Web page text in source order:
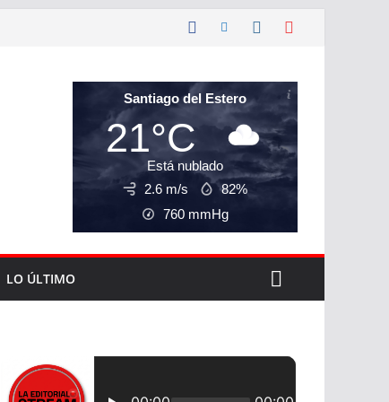
Santiago del Estero
21°C
Está nublado
2.6 m/s
82%
760 mmHg
LO ÚLTIMO